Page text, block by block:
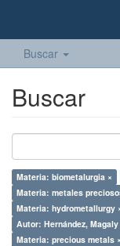
Buscar
Buscar
Materia: biometalurgia ×
Materia: metales
Materia: hydrometallurgy
Autor: Hernández, Magaly
Materia: precious metals ×